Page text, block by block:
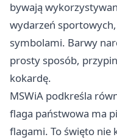
bywają
wydarzeń
symbolami. Barwy
prosty sposób,
kokardę.
MSWiA podkreśla
flaga państwowa ma
flagami. To święto nie